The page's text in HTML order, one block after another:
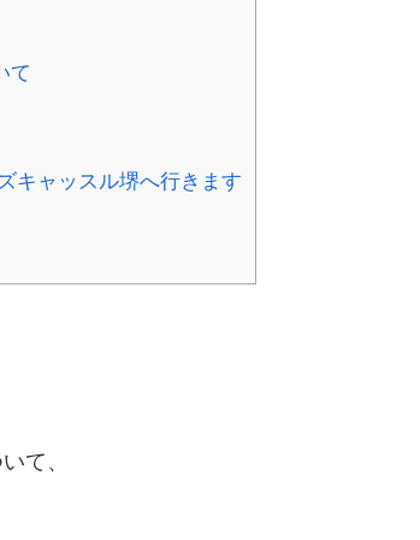
て
キャッスル堺へ行きます
て、